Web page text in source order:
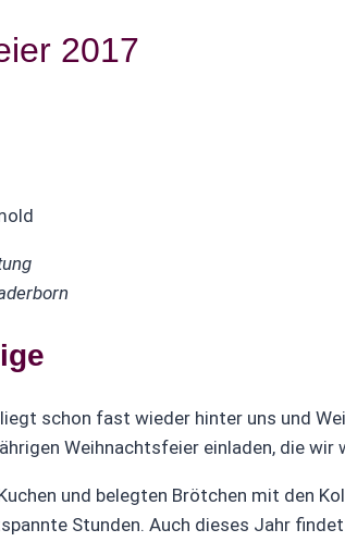
2017
schon fast wieder hinter uns und
Weihnachtsfeier einladen, die
und belegten Brötchen mit den
Stunden. Auch dieses Jahr